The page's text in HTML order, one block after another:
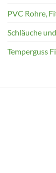
PVC Rohre,
Schläuche
Temperguss